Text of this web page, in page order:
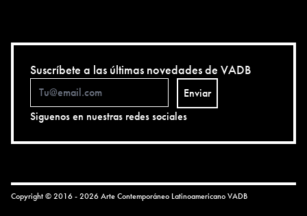
Suscríbete a las últimas novedades de VADB
Enviar
Siguenos en nuestras redes sociales
Copyright © 2016 - 2026 Arte Contemporáneo LatinoamericanoVADB